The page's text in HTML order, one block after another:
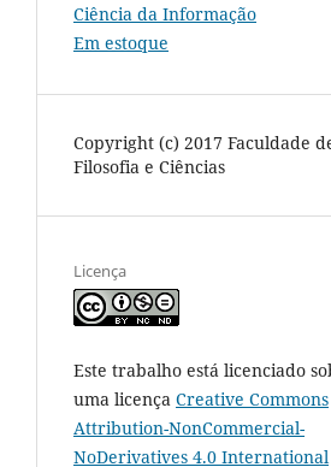
Ciência da Informação
Em estoque
Copyright (c) 2017 Faculdade
Filosofia e Ciências
Licença
Este trabalho está licenciado
uma licença Creative Commons
Attribution-NonCommercial-
NoDerivatives 4.0 International